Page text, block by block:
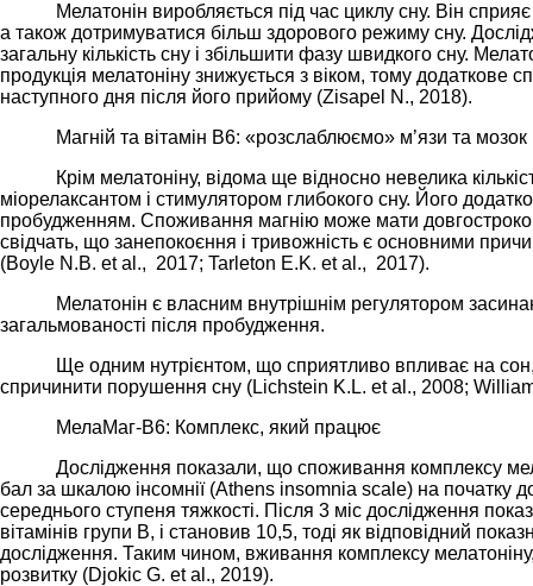
Мелатонін виробляється під час циклу сну. Він
а також дотримуватися більш здорового режиму сну.
загальну кількість сну і збільшити фазу швидкого сну.
продукція мелатоніну знижується з віком, тому додаткове
наступного дня після його прийому (Zisapel N., 2018).
Магній та вітамін В6: «розслаблюємо» м’язи та мозок
Крім мелатоніну, відома ще відносно невелика
міорелаксантом і стимулятором глибокого сну. Його
пробудженням. Споживання магнію може мати
свідчать, що занепокоєння і тривожність є основними
(Boyle N.B. et al., 2017; Tarleton E.K. et al., 2017).
Мелатонін є власним внутрішнім регулятором
загальмованості після пробудження.
Ще одним нутрієнтом, що сприятливо впливає на сон,
спричинити порушення сну (Lichstein K.L. et al., 2008;
МелаМаг-В6: Комплекс, який працює
Дослідження показали, що споживання комплексу
бал за шкалою інсомнії (Athens insomnia scale) на початку
середнього ступеня тяжкості. Після 3 міс дослідження
вітамінів групи В, і становив 10,5, тоді як відповідний
дослідження. Таким чином, вживання комплексу
розвитку (Djokic G. et al., 2019).